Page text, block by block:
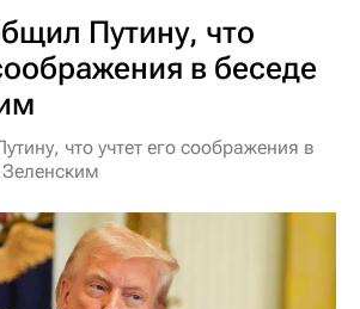
Путину, что
в беседе
что учтет его соображения в
Зеленским